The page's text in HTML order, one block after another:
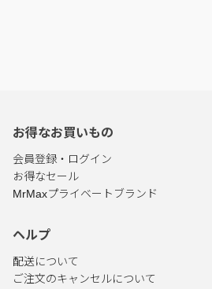
お得なお買いもの
会員登録・ログイン
お得なセール
MrMaxプライベートブランド
ヘルプ
配送について
ご注文のキャンセルについて